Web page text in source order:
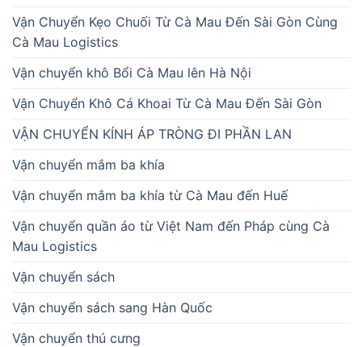
Vận Chuyển Kẹo Chuối Từ Cà Mau Đến Sài Gòn Cùng
Cà Mau Logistics
Vận chuyển khô Bổi Cà Mau lên Hà Nội
Vận Chuyển Khô Cá Khoai Từ Cà Mau Đến Sài Gòn
VẬN CHUYỂN KÍNH ÁP TRÒNG ĐI PHẦN LAN
Vận chuyển mắm ba khía
Vận chuyển mắm ba khía từ Cà Mau đến Huế
Vận chuyển quần áo từ Việt Nam đến Pháp cùng Cà
Mau Logistics
Vận chuyển sách
Vận chuyển sách sang Hàn Quốc
Vận chuyển thú cưng